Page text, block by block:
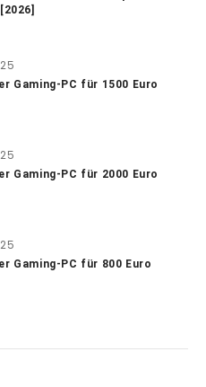
Gaming-PC für 1500 Euro
Gaming-PC für 2000 Euro
Gaming-PC für 800 Euro